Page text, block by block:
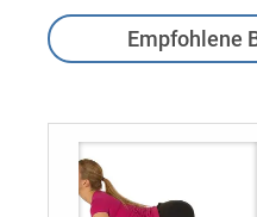
Empfohlene